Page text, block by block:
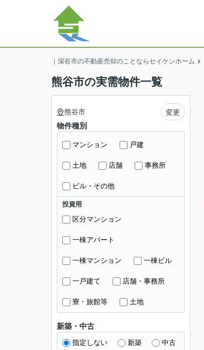
｜深谷市の不動産売却のことならセイケンホーム
熊谷市の実需物件一覧
熊谷市 変更
物件種別
マンション 戸建
土地 店舗 事務所
ビル・その他
投資用
区分マンション
一棟アパート
一棟マンション 一棟ビル
一戸建て 店舗・事務所
寮・旅館等 土地
新築・中古
指定しない 新築 中古